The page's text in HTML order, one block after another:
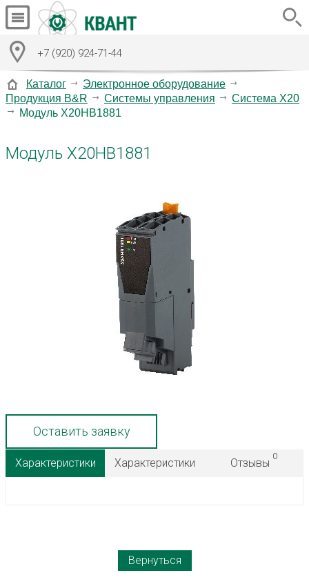
+7 (920) 924-71-44
Каталог
Электронное оборудование
Продукция B&R
Системы управления
Система X20
Модуль X20HB1881
Модуль X20HB1881
Оставить заявку
Характеристики Характеристики Отзывы
0
Вернуться